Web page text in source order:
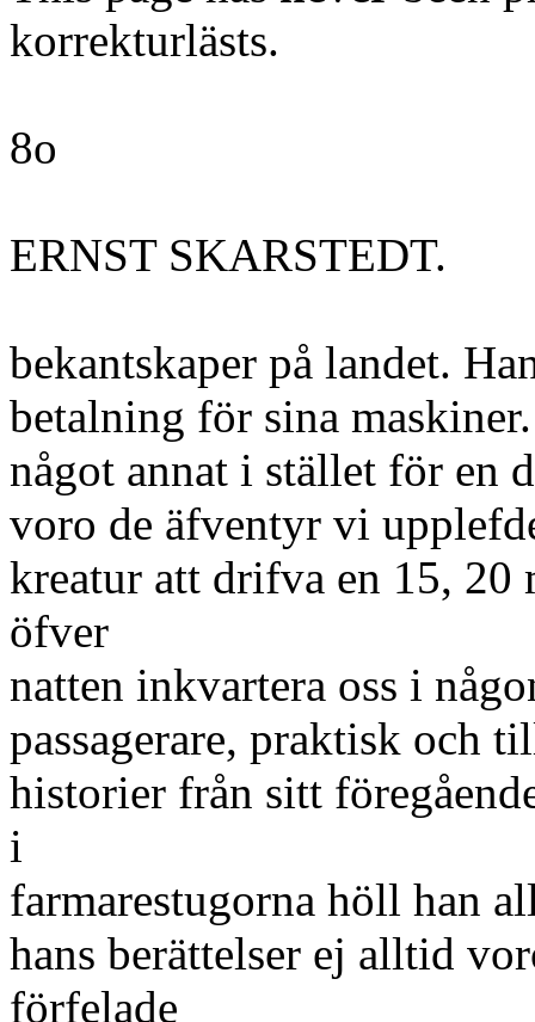
korrekturlästs.
8o
ERNST SKARSTEDT.
bekantskaper på landet.
betalning för sina
något annat i stället för en
voro de äfventyr vi
kreatur att drifva en 15, 20
öfver
natten inkvartera oss i
passagerare, praktisk och
historier från sitt
i
farmarestugorna höll han
hans berättelser ej alltid
förfelade